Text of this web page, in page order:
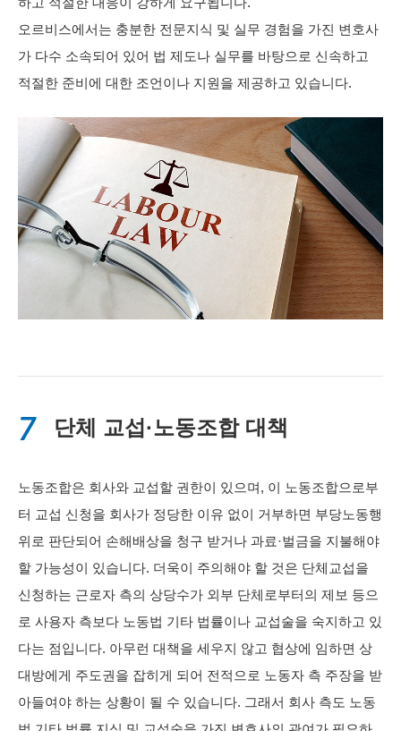
오르비스에서는 충분한 전문지식 및 실무 경험을 가진 변호사
가 다수 소속되어 있어 법 제도나 실무를 바탕으로 신속하고
적절한 준비에 대한 조언이나 지원을 제공하고 있습니다.
7 단체 교섭·노동조합 대책
노동조합은 회사와 교섭할 권한이 있으며, 이 노동조합으로부
터 교섭 신청을 회사가 정당한 이유 없이 거부하면 부당노동행
위로 판단되어 손해배상을 청구 받거나 과료·벌금을 지불해야
할 가능성이 있습니다. 더욱이 주의해야 할 것은 단체교섭을
신청하는 근로자 측의 상당수가 외부 단체로부터의 제보 등으
로 사용자 측보다 노동법 기타 법률이나 교섭술을 숙지하고 있
다는 점입니다. 아무런 대책을 세우지 않고 협상에 임하면 상
대방에게 주도권을 잡히게 되어 전적으로 노동자 측 주장을 받
아들여야 하는 상황이 될 수 있습니다. 그래서 회사 측도 노동